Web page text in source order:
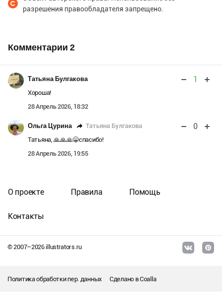
разрешения правообладателя запрещено.
Комментарии 2
Татьяна Булгакова 1
Хороша!
28 Апрель 2026, 18:32
Ольга Цурина Татьяна Булгакова 0
Татьяна, 🙏🙏🙏😁спасибо!
28 Апрель 2026, 19:55
© 2007–2026illustrators.ru
О проекте Правила Помощь
Контакты
Политика обработки пер. данных Сделано вCoalla